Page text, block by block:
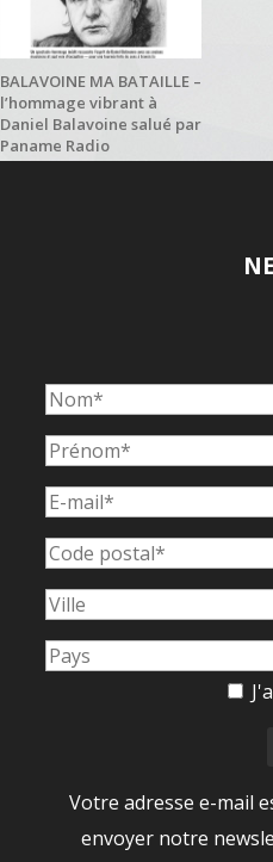
BALAVOINE MA BATAILLE –
l’hommage vibrant à
Daniel Balavoine salué par
Paname Radio
Votre adresse e-mail
envoyer notre